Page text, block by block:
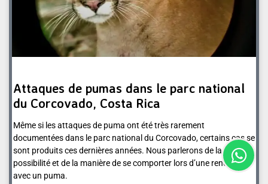
Attaques de pumas dans le parc national
du Corcovado, Costa Rica
Même si les attaques de puma ont été très rarement
documentées dans le parc national du Corcovado, certains cas se
sont produits ces dernières années. Nous parlerons de la
possibilité et de la manière de se comporter lors d’une rencontre
avec un puma.